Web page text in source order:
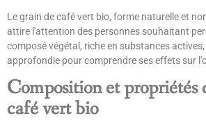
Le grain de café vert bio, forme naturelle et
attire l'attention des personnes souhaitant
composé végétal, riche en substances
approfondie pour comprendre ses effets sur
Composition et propriétés
café vert bio